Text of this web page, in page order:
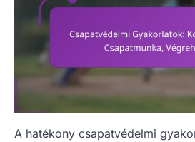
A hatékony csapatvédelmi